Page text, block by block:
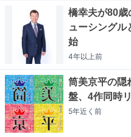
橋幸夫が80歳
ューシングル
始
4年以上前
筒美京平の隠
盤、4作同時
5年近く 前